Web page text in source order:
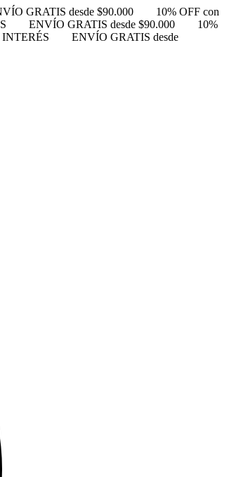
GRATIS desde $90.000
10% OFF con
ENVÍO GRATIS desde $90.000
10%
ENVÍO GRATIS desde